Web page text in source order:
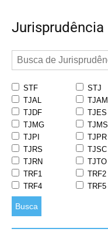
Jurisprudência
STF STJ
TJAL
TJAM
TJDF
TJES
TJMG
TJMS
TJPI
TJPR
TJRS
TJSC
TJRN
TJTO
TRF1
TRF2
TRF4
TRF5
Busca